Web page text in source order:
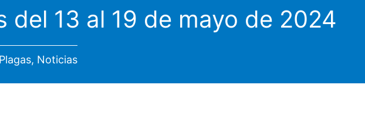
13 al 19 de mayo de 2024
, Noticias